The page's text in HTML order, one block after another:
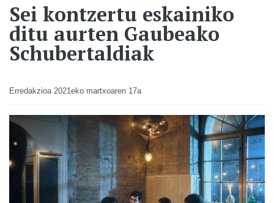
Sei kontzertu eskainiko
ditu aurten Gaubeako
Schubertaldiak
Erredakzioa 2021eko martxoaren 17a